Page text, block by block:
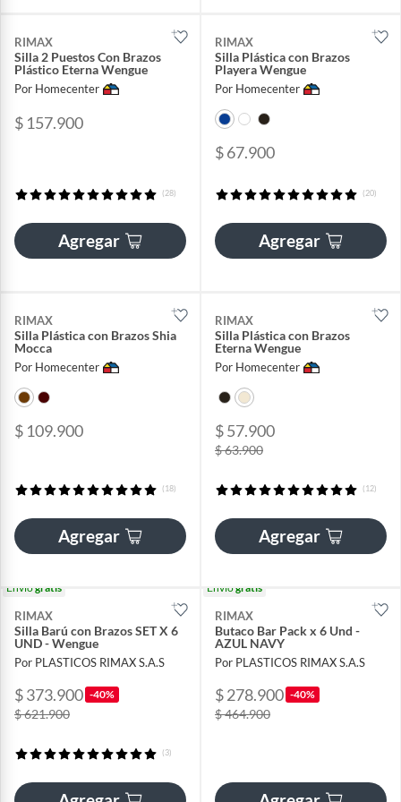
RIMAX
Silla 2 Puestos Con Brazos
Plástico Eterna Wengue
Por Homecenter
$ 157.900
(28)
Agregar
RIMAX
Silla Plástica con Brazos
Playera Wengue
Por Homecenter
$ 67.900
(20)
Agregar
RIMAX
Silla Plástica con Brazos Shia
Mocca
Por Homecenter
$ 109.900
(18)
Agregar
RIMAX
Silla Plástica con Brazos
Eterna Wengue
Por Homecenter
$ 57.900
$ 63.900
(12)
Agregar
Envíogratis
RIMAX
Silla Barú con Brazos SET X 6
UND - Wengue
Por PLASTICOS RIMAX S.A.S
$ 373.900 -40%
$ 621.900
(3)
Envíogratis
RIMAX
Butaco Bar Pack x 6 Und -
AZUL NAVY
Por PLASTICOS RIMAX S.A.S
$ 278.900 -40%
$ 464.900